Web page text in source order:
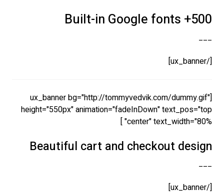
500+ Built-in Google fonts
___
[/ux_banner]
[ux_banner bg="http://tommyvedvik.com/dummy.gif"
height="550px" animation="fadeInDown" text_pos="top
center" text_width="80%" ]
Beautiful cart and checkout design
___
[/ux_banner]